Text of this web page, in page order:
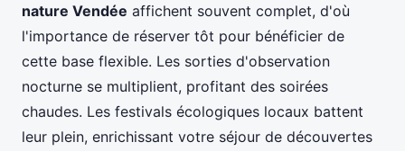
nature Vendée affichent souvent complet, d'où
l'importance de réserver tôt pour bénéficier de
cette base flexible. Les sorties d'observation
nocturne se multiplient, profitant des soirées
chaudes. Les festivals écologiques locaux battent
leur plein, enrichissant votre séjour de découvertes